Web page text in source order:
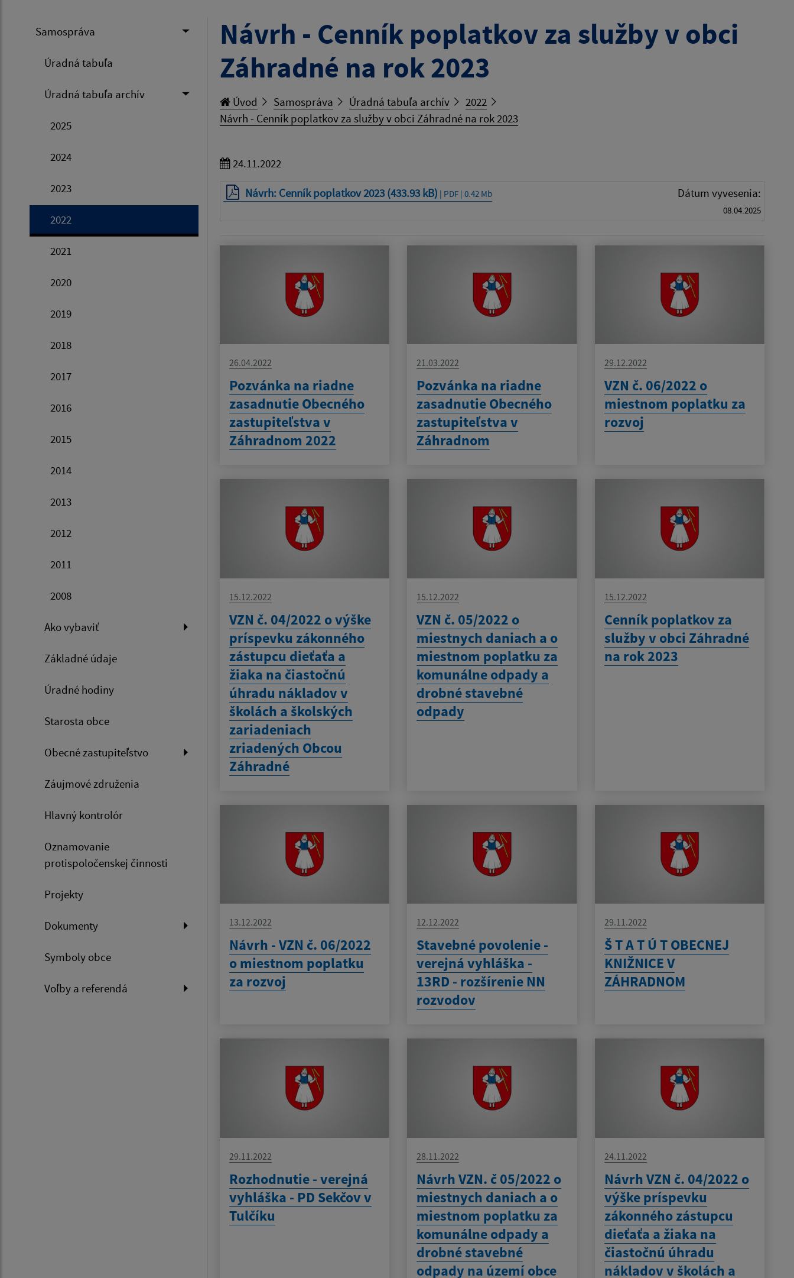
Samospráva
Úradná tabuľa
Úradná tabuľa archív
2025
2024
2023
2022
2021
2020
2019
2018
2017
2016
2015
2014
2013
2012
2011
2008
Ako vybaviť
Základné údaje
Úradné hodiny
Starosta obce
Obecné zastupiteľstvo
Záujmové združenia
Hlavný kontrolór
Oznamovanie
protispoločenskej činnosti
Projekty
Dokumenty
Symboly obce
Voľby a referendá
Návrh - Cenník poplatkov za služby v obci
Záhradné na rok 2023
Úvod Samospráva Úradná tabuľa archív
2022
Návrh - Cenník poplatkov za služby v obci Záhradné na rok 2023
24.11.2022
Návrh: Cenník poplatkov 2023 (433.93 kB) | PDF | 0.42 Mb Dátum vyvesenia:
08.04.2025
26.04.2022
Pozvánka na riadne
zasadnutie Obecného
zastupiteľstva v
Záhradnom 2022
21.03.2022
Pozvánka na riadne
zasadnutie Obecného
zastupiteľstva v
Záhradnom
29.12.2022
VZN č. 06/2022 o
miestnom poplatku za
rozvoj
15.12.2022
VZN č. 04/2022 o výške
príspevku zákonného
zástupcu dieťaťa a
žiaka na čiastočnú
úhradu nákladov v
školách a školských
zariadeniach
zriadených Obcou
Záhradné
15.12.2022
VZN č. 05/2022 o
miestnych daniach a o
miestnom poplatku za
komunálne odpady a
drobné stavebné
odpady
15.12.2022
Cenník poplatkov za
služby v obci Záhradné
na rok 2023
13.12.2022
Návrh - VZN č. 06/2022
o miestnom poplatku
za rozvoj
12.12.2022
Stavebné povolenie -
verejná vyhláška -
13RD - rozšírenie NN
rozvodov
29.11.2022
Š T A T Ú T OBECNEJ
KNIŽNICE V
ZÁHRADNOM
29.11.2022
Rozhodnutie - verejná
vyhláška - PD Sekčov v
Tulčíku
28.11.2022
Návrh VZN. č 05/2022 o
miestnych daniach a o
miestnom poplatku za
komunálne odpady a
drobné stavebné
odpady na území obce
24.11.2022
Návrh VZN č. 04/2022 o
výške príspevku
zákonného zástupcu
dieťaťa a žiaka na
čiastočnú úhradu
nákladov v školách a